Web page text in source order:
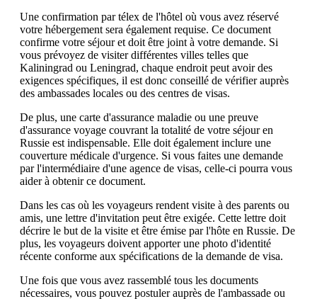
Une confirmation par télex de l'hôtel où vous avez réservé
votre hébergement sera également requise. Ce document
confirme votre séjour et doit être joint à votre demande. Si
vous prévoyez de visiter différentes villes telles que
Kaliningrad ou Leningrad, chaque endroit peut avoir des
exigences spécifiques, il est donc conseillé de vérifier auprès
des ambassades locales ou des centres de visas.
De plus, une carte d'assurance maladie ou une preuve
d'assurance voyage couvrant la totalité de votre séjour en
Russie est indispensable. Elle doit également inclure une
couverture médicale d'urgence. Si vous faites une demande
par l'intermédiaire d'une agence de visas, celle-ci pourra vous
aider à obtenir ce document.
Dans les cas où les voyageurs rendent visite à des parents ou
amis, une lettre d'invitation peut être exigée. Cette lettre doit
décrire le but de la visite et être émise par l'hôte en Russie. De
plus, les voyageurs doivent apporter une photo d'identité
récente conforme aux spécifications de la demande de visa.
Une fois que vous avez rassemblé tous les documents
nécessaires, vous pouvez postuler auprès de l'ambassade ou